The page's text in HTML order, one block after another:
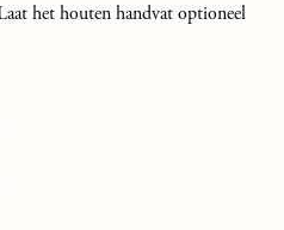
het houten handvat optioneel